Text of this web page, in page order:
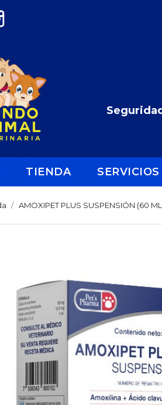
TIENDA SERVICIOS
AMOXIPET PLUS SUSPENSIÓN (60